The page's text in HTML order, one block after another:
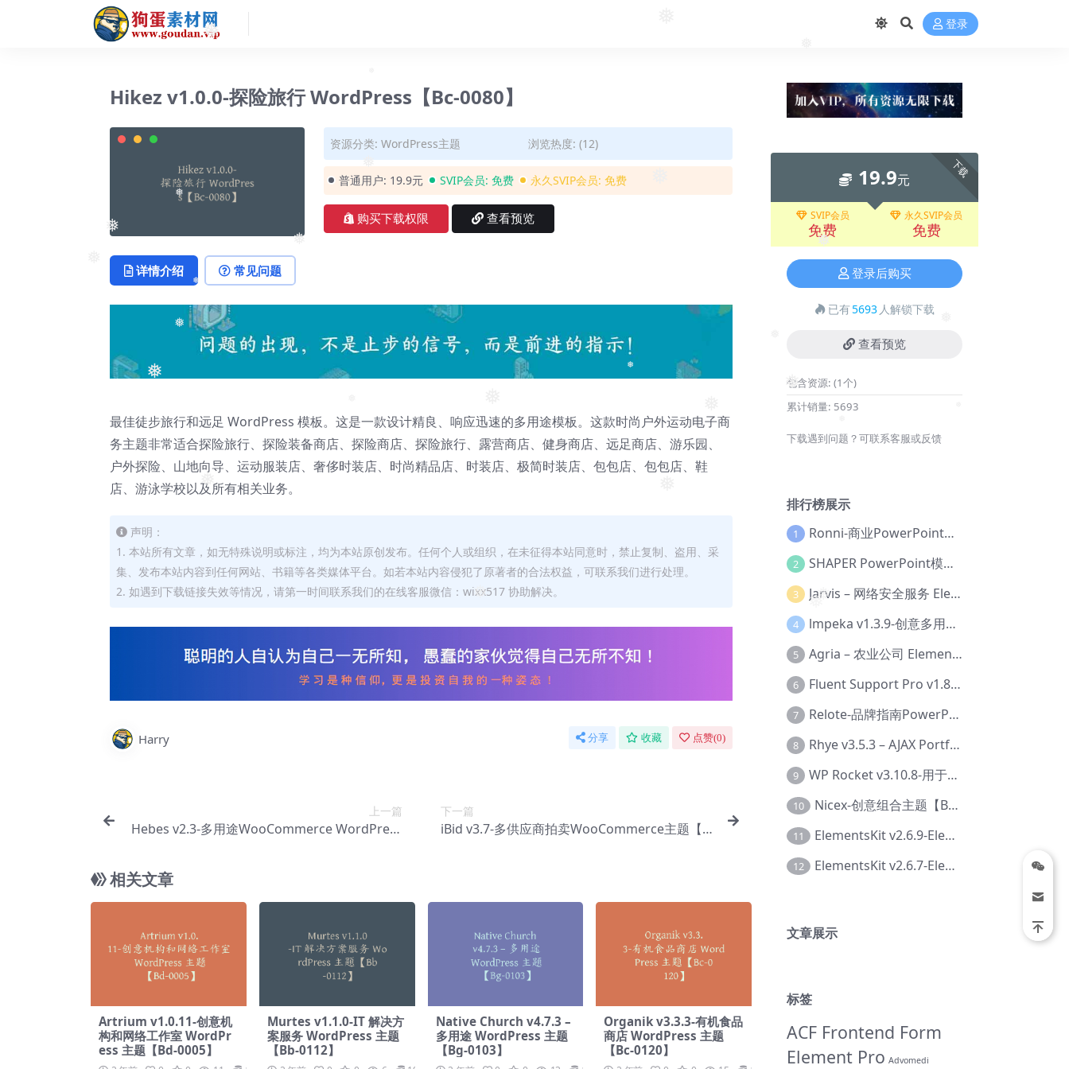
❅
❅
❅ ❅
❅
❅
❅
❅
❅
❅
❅
❅
❅
❅
❅
登录
Hikez v1.0.0-探险旅行 WordPress【Bc-0080】
资源分类: WordPress主题 浏览热度: (12)
普通用户: 19.9元 SVIP会员: 免费 永久SVIP会员: 免费
购买下载权限 查看预览
详情介绍 常见问题
最佳徒步旅行和远足 WordPress 模板。这是一款设计精良、响应迅速的多用途模板。这款时尚户外运动电子商
务主题非常适合探险旅行、探险装备商店、探险商店、探险旅行、露营商店、健身商店、远足商店、游乐园、
户外探险、山地向导、运动服装店、奢侈时装店、时尚精品店、时装店、极简时装店、包包店、包包店、鞋
店、游泳学校以及所有相关业务。
声明：
1. 本站所有文章，如无特殊说明或标注，均为本站原创发布。任何个人或组织，在未征得本站同意时，禁止复制、盗用、采
集、发布本站内容到任何网站、书籍等各类媒体平台。如若本站内容侵犯了原著者的合法权益，可联系我们进行处理。
2. 如遇到下载链接失效等情况，请第一时间联系我们的在线客服微信：wixx517 协助解决。
Harry 分享 收藏 点赞(0)
上一篇
Hebes v2.3-多用途WooCommerce WordPress
下一篇
iBid v3.7-多供应商拍卖WooCommerce主题【B
相关文章
Artrium v1.0.11-创意机
构和网络工作室 WordPr
ess 主题【Bd-0005】
Murtes v1.1.0-IT 解决方
案服务 WordPress 主题
【Bb-0112】
Native Church v4.7.3 –
多用途 WordPress 主题
【Bg-0103】
Organik v3.3.3-有机食品
商店 WordPress 主题
【Bc-0120】
下载
19.9元
SVIP会员
免费
永久SVIP会员
免费
登录后购买
已有5693 人解锁下载
查看预览
包含资源: (1个)
累计销量: 5693
下载遇到问题？可联系客服或反馈
排行榜展示
1 Ronni-商业PowerPoint模板【Dc-0077】
2 SHAPER PowerPoint模板【Dc-0184】
3 Jarvis – 网络安全服务 Elementor 模板套件【Aa-0035】
4 lmpeka v1.3.9-创意多用途 WordPress 主题【Be-0064】
5 Agria – 农业公司 Elementor Pro 模板套件【Aa-0003】
6 Fluent Support Pro v1.8.1 – WordPress 支持票务系统【Cc-0041】
7 Relote-品牌指南PowerPoint模板【Dc-0076】
8 Rhye v3.5.3 – AJAX Portfolio WordPress 主题【Bi-0049】
9 WP Rocket v3.10.8-用于wordpress速度优化的缓存加速插件【Cd-0019】
10 Nicex-创意组合主题【Be-0092】
11 ElementsKit v2.6.9-Elementor插件【Ab-0161】
12 ElementsKit v2.6.7-Elementor插件【Ab-0162】
文章展示
标签
ACF Frontend Form
Element Pro Advomedi